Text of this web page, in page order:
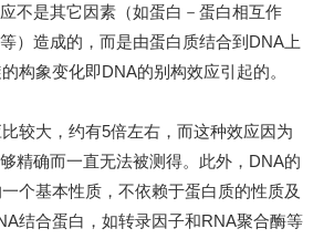
不是其它因素（如蛋白－蛋白相互作
）造成的，而是由蛋白质结合到DNA上
构象变化即DNA的别构效应引起的。
较大，约有5倍左右，而这种效应因为
精确而一直无法被测得。此外，DNA的
个基本性质，不依赖于蛋白质的性质及
结合蛋白，如转录因子和RNA聚合酶等